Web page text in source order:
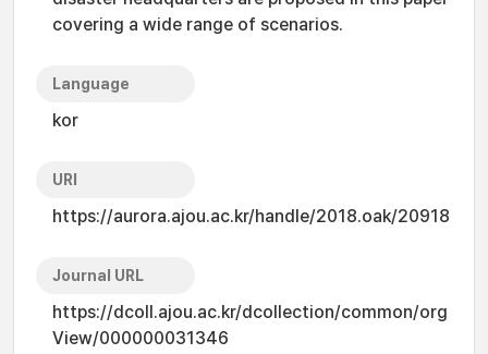
covering a wide range of scenarios.
Language
kor
URI
https://aurora.ajou.ac.kr/handle/2018.oak/20918
Journal URL
https://dcoll.ajou.ac.kr/dcollection/common/org
View/000000031346